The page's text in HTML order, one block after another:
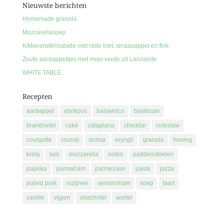
Nieuwste berichten
Homemade granola
Mozzarellasoep
Kikkererwtensalade met rode biet, sinaasappel en firik
Zoute aardappeltjes met mojo verde uit Lanzarote
WHITE TABLE
Recepten
aardappel abrikoos balsamico basilicum
brandnetel cake cataplana cheddar coleslaw
courgette cruesli dolma eryngii granola honing
kreta lam mozzarella noten paddenstoelen
paprika parmaham parmezaan pasta pizza
pulled pork rozijnen serranoham soep taart
vanille vijgen visschotel wortel